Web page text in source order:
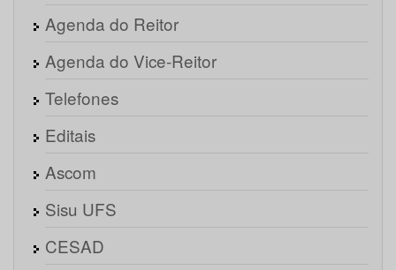
Agenda do Reitor
Agenda do Vice-Reitor
Telefones
Editais
Ascom
Sisu UFS
CESAD